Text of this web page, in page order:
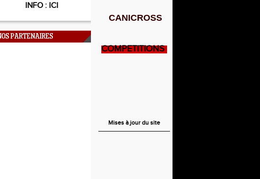
INFO : ICI
PARTENAIRES
CANICROSS
COMPETITIONS
Mises à jour du site